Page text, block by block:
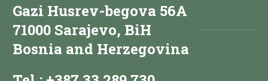
Gazi Husrev-begova 56A
71000 Sarajevo, BiH
Bosnia and Herzegovina